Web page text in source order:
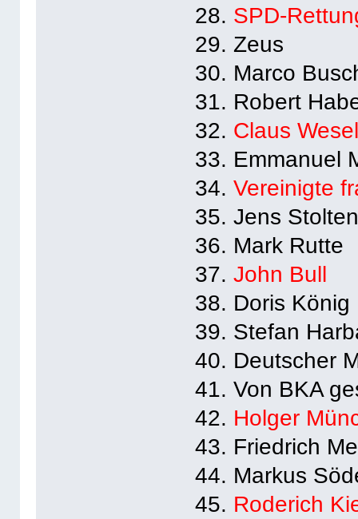
28. SPD-
29. Zeus
30. Marco
31. Robert
32. Claus
33. Emmanuel
34.Vereinigte
35. Jens
36. Mark Rutte
37.John Bull
38. Doris König
39. Stefan
40. Deutscher
41. Von BKA
42. Holger
43. Friedrich
44. Markus
45. Roderich